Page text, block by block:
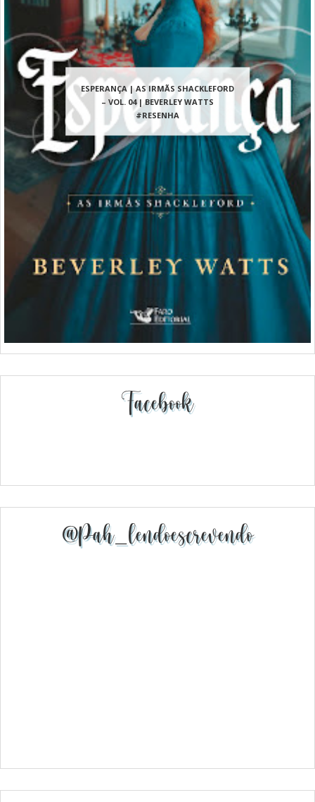
ESPERANÇA | AS IRMÃS SHACKLEFORD
– VOL. 04 | BEVERLEY WATTS
#RESENHA
Facebook
@pah_lendoescrevendo